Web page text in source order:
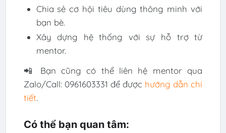
Chia sẻ cơ hội tiêu dùng thông minh với
bạn bè.
Xây dựng hệ thống với sự hỗ trợ từ
mentor.
📲 Bạn cũng có thể liên hệ mentor qua
Zalo/Call: 0961603331 để được hướng dẫn chi
tiết.
Có thể bạn quan tâm: